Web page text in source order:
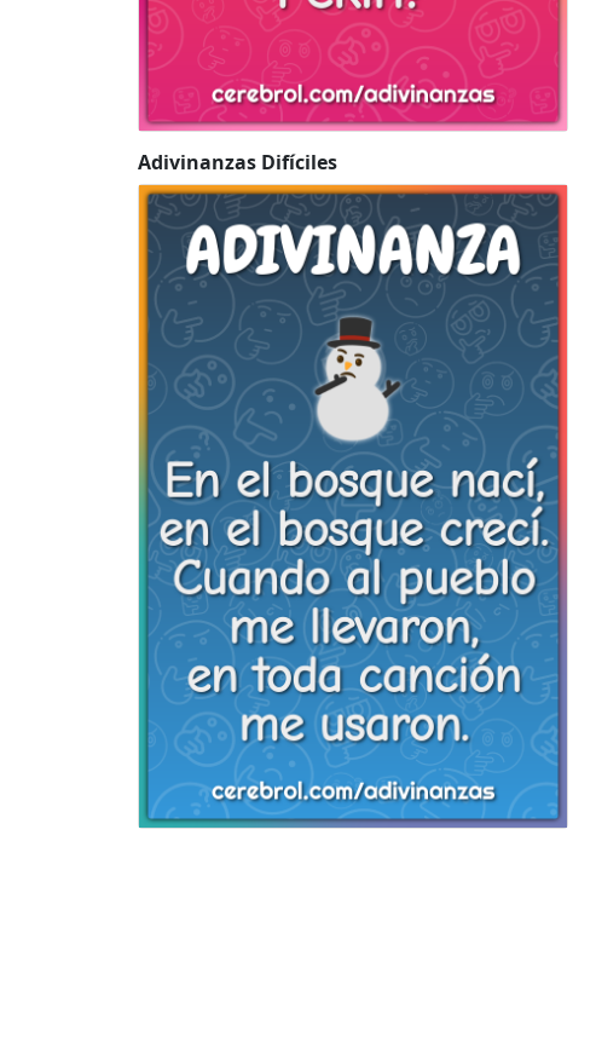
Adivinanzas Difíciles